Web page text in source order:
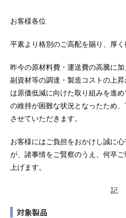
お客様各位
平素より格別のご高配を賜り、厚く
昨今の原材料費・運送費の高騰に
副資材等の調達・製造コストの上
は原価低減に向けた取り組みを進
の維持が困難な状況となったため
させていただきます。
お客様にはご負担をおかけし誠に
が、諸事情をご賢察のうえ、何卒
上げます。
記
対象製品